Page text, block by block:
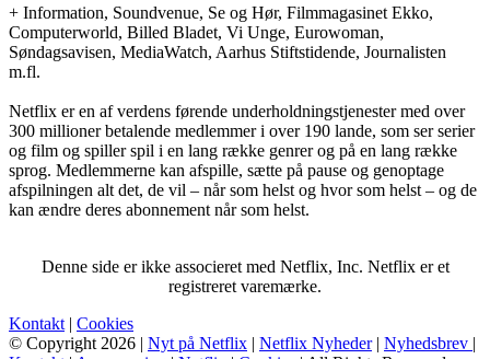
+ Information, Soundvenue, Se og Hør, Filmmagasinet Ekko,
Computerworld, Billed Bladet, Vi Unge, Eurowoman,
Søndagsavisen, MediaWatch, Aarhus Stiftstidende, Journalisten
m.fl.
Netflix er en af verdens førende underholdningstjenester med over
300 millioner betalende medlemmer i over 190 lande, som ser serier
og film og spiller spil i en lang række genrer og på en lang række
sprog. Medlemmerne kan afspille, sætte på pause og genoptage
afspilningen alt det, de vil – når som helst og hvor som helst – og de
kan ændre deres abonnement når som helst.
Denne side er ikke associeret med Netflix, Inc. Netflix er et
registreret varemærke.
Kontakt | Cookies
© Copyright 2026 | Nyt på Netflix | Netflix Nyheder| Nyhedsbrev |